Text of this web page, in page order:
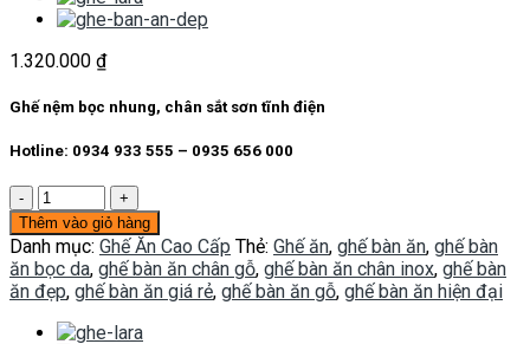
1.320.000 ₫
Ghế nệm bọc nhung, chân sắt sơn tĩnh điện
Hotline: 0934 933 555 – 0935 656 000
Ghế
ăn
bọc
da
G041
số
lượng
Thêm vào giỏ hàng
Danh mục: Ghế Ăn Cao Cấp Thẻ: Ghế ăn, ghế bàn ăn, ghế bàn
ăn bọc da, ghế bàn ăn chân gỗ, ghế bàn ăn chân inox, ghế bàn
ăn đẹp, ghế bàn ăn giá rẻ, ghế bàn ăn gỗ, ghế bàn ăn hiện đại